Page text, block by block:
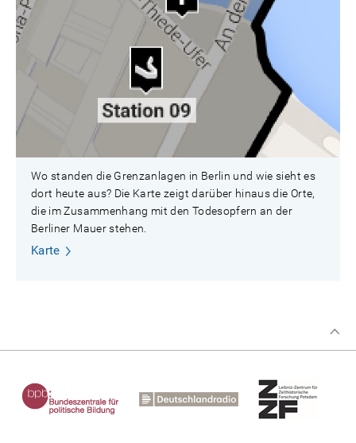
Wo standen die Grenzanlagen in Berlin und wie sieht es
dort heute aus? Die Karte zeigt darüber hinaus die Orte,
die im Zusammenhang mit den Todesopfern an der
Berliner Mauer stehen.
Karte